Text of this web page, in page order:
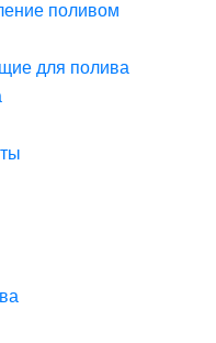
поливом
для полива